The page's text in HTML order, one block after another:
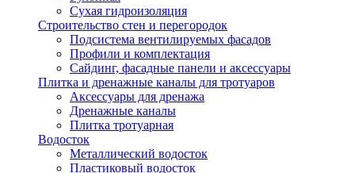
Сухая гидроизоляция
Строительство стен и перегородок
Подсистема вентилируемых фасадов
Профили и комплектация
Сайдинг, фасадные панели и аксессуары
Плитка и дренажные каналы для тротуаров
Аксессуары для дренажа
Дренажные каналы
Плитка тротуарная
Водосток
Металлический водосток
Пластиковый водосток